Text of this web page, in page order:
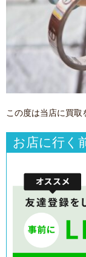
この度は当店に買取
お店に行く